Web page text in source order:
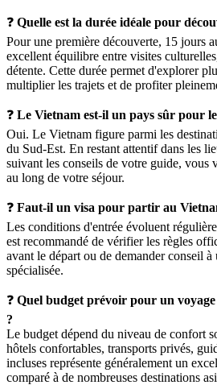
❓ Quelle est la durée idéale pour
Pour une première découverte, 15 jours
excellent équilibre entre visites
détente. Cette durée permet d'explorer
multiplier les trajets et de profiter
❓ Le Vietnam est-il un pays sûr pour
Oui. Le Vietnam figure parmi les
du Sud-Est. En restant attentif dans les
suivant les conseils de votre guide, vous
au long de votre séjour.
❓ Faut-il un visa pour partir au
Les conditions d'entrée évoluent
est recommandé de vérifier les règles
avant le départ ou de demander conseil à
spécialisée.
❓ Quel budget prévoir pour un
?
Le budget dépend du niveau de confort
hôtels confortables, transports privés,
incluses représente généralement un
comparé à de nombreuses destinations